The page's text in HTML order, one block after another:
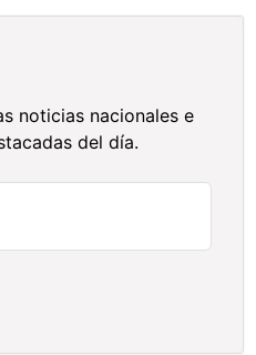
noticias nacionales e
del día.